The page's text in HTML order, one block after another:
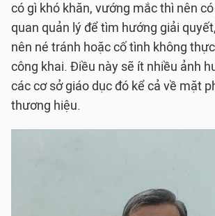
có gì khó khăn, vướng mắc thì nên
quan quản lý để tìm hướng giải
nên né tránh hoặc cố tình không
công khai. Điều này sẽ ít nhiều ảnh
các cơ sở giáo dục đó kể cả về mặt
thương hiệu.